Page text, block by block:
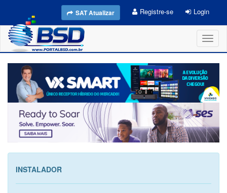
SAT Atualizar Registre-se Login
INSTALADOR